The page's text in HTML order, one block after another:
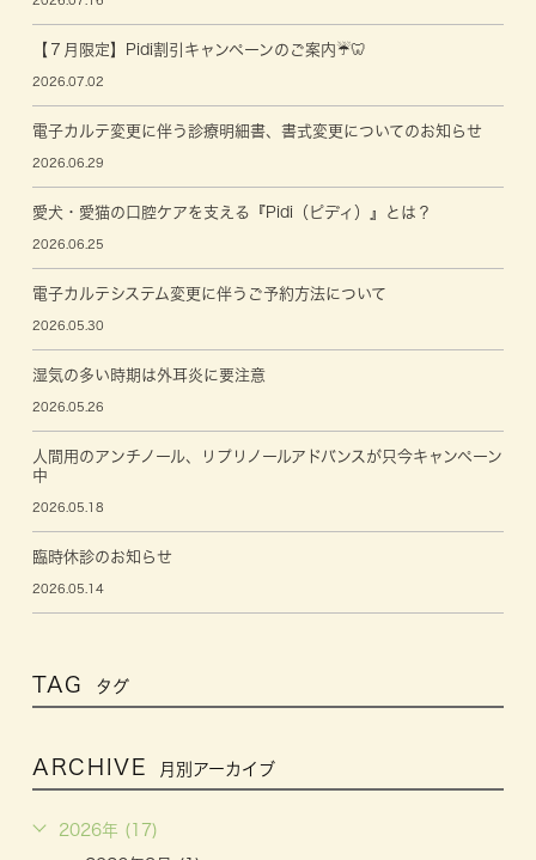
【７月限定】Pidi割引キャンペーンのご案内☔🦷
2026.07.02
電子カルテ変更に伴う診療明細書、書式変更についてのお知らせ
2026.06.29
愛犬・愛猫の口腔ケアを支える『Pidi（ピディ）』とは？
2026.06.25
電子カルテシステム変更に伴うご予約方法について
2026.05.30
湿気の多い時期は外耳炎に要注意
2026.05.26
人間用のアンチノール、リプリノールアドバンスが只今キャンペーン
中
2026.05.18
臨時休診のお知らせ
2026.05.14
TAG タグ
ARCHIVE 月別アーカイブ
2026年 (17)